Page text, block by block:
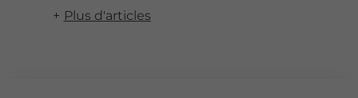
Plus d'articles